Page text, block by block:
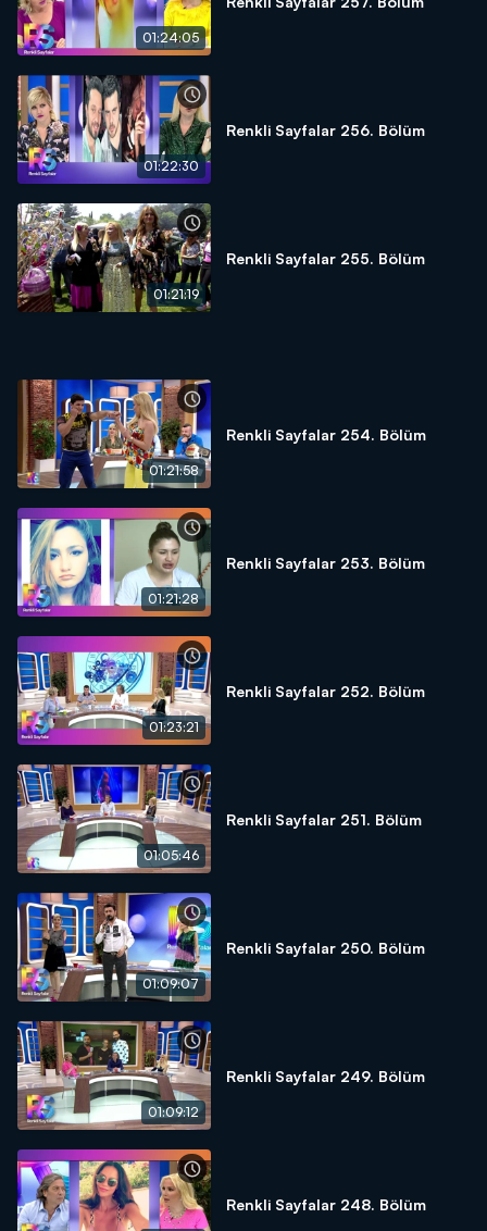
01:24:05
01:22:30
Renkli Sayfalar 256. Bölüm
01:21:19
Renkli Sayfalar 255. Bölüm
01:21:58
Renkli Sayfalar 254. Bölüm
01:21:28
Renkli Sayfalar 253. Bölüm
01:23:21
Renkli Sayfalar 252. Bölüm
01:05:46
Renkli Sayfalar 251. Bölüm
01:09:07
Renkli Sayfalar 250. Bölüm
01:09:12
Renkli Sayfalar 249. Bölüm
Renkli Sayfalar 248. Bölüm